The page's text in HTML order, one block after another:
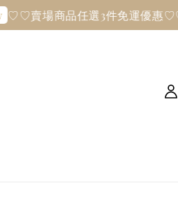
場商品任選3件免運優惠♡♡